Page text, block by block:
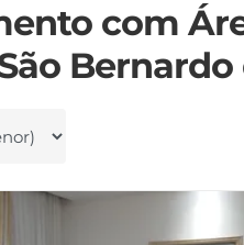
com
Bernardo